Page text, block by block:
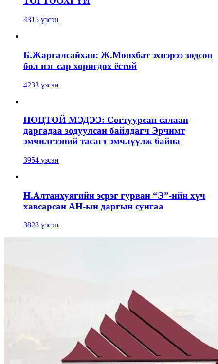
4315 үзсэн
Б.Жаргалсайхан: Ж.Мөнхбат эхнэрээ зодсон
бол нэг сар хоригдох ёстой
4233 үзсэн
НОЦТОЙ МЭДЭЭ: Согтуурсан салаан
даргадаа зодуулсан байлдагч Эрчимт
эмчилгээний тасагт эмчлүүлж байна
3954 үзсэн
Н.Алтанхуягийн эсрэг гурван “Э”-ийн хүч
хавсарсан АН-ын даргын сунгаа
3828 үзсэн